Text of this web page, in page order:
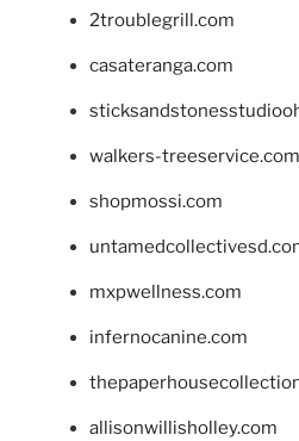
2troublegrill.com
casateranga.com
walkers-treeservice.com
shopmossi.com
mxpwellness.com
infernocanine.com
allisonwillisholley.com